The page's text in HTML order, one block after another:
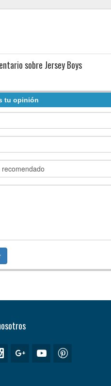
sobre Jersey Boys
tu opinión